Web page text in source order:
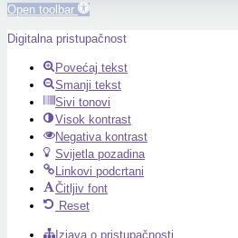
Open toolbar
Digitalna pristupačnost
Povećaj tekst
Smanji tekst
Sivi tonovi
Visok kontrast
Negativa kontrast
Svijetla pozadina
Linkovi podcrtani
Čitljiv font
Reset
Izjava o pristupačnosti